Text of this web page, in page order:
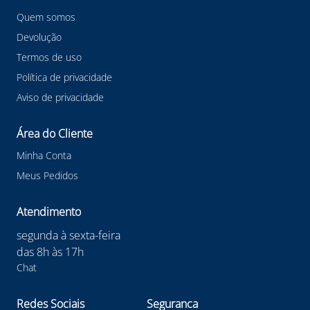
Quem somos
Devolução
Termos de uso
Política de privacidade
Aviso de privacidade
Área do Cliente
Minha Conta
Meus Pedidos
Atendimento
segunda à sexta-feira
das 8h às 17h
Chat
Redes Sociais Seguranca